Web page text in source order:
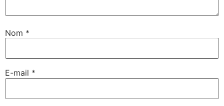
Nom *
E-mail *